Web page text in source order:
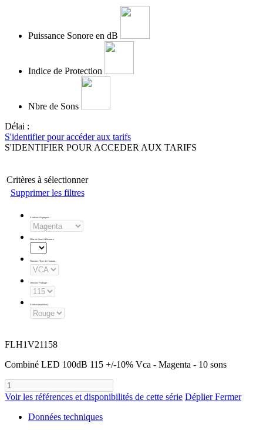
Puissance Sonore en dB
Indice de Protection
Nbre de Sons
Délai :
S'identifier pour accéder aux tarifs
S'IDENTIFIER POUR ACCEDER AUX TARIFS
Critères à sélectionner
Supprimer les filtres
Couleurs d'optiques :
Nbre de Sons à Distance :
Tension - Type de Courant :
Tension - Voltage :
Couleur (matériau) :
FLH1V21158
Combiné LED 100dB 115 +/-10% Vca - Magenta - 10 sons
Voir les références et disponibilités de cette série Déplier Fermer
Données techniques